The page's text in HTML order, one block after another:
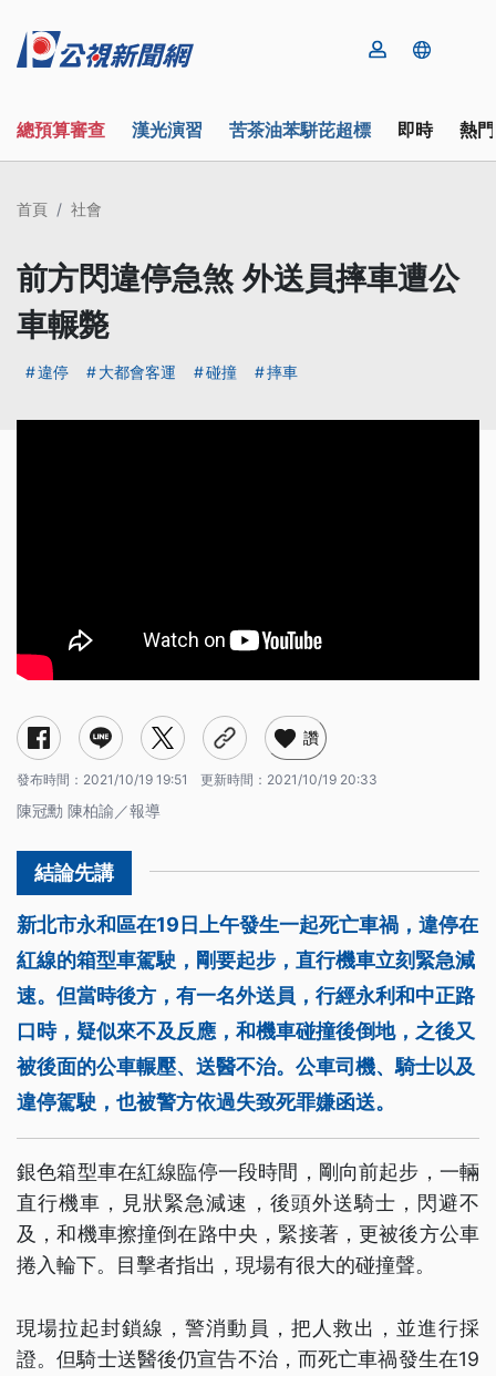
總預算審查 漢光演習 苦茶油苯駢芘超標 即時 熱
首頁 社會
前方閃違停急煞 外送員摔車遭公
車輾斃
違停 大都會客運 碰撞 摔車
讚
發布時間： 2021/10/19 19:51 更新時間： 2021/10/19 20:33
陳冠勳 陳柏諭／報導
新北市永和區在19日上午發生一起死亡車禍，違停在
紅線的箱型車駕駛，剛要起步，直行機車立刻緊急減
速。但當時後方，有一名外送員，行經永利和中正路
口時，疑似來不及反應，和機車碰撞後倒地，之後又
被後面的公車輾壓、送醫不治。公車司機、騎士以及
違停駕駛，也被警方依過失致死罪嫌函送。
銀色箱型車在紅線臨停一段時間，剛向前起步，一輛
直行機車，見狀緊急減速，後頭外送騎士，閃避不
及，和機車擦撞倒在路中央，緊接著，更被後方公車
捲入輪下。目擊者指出，現場有很大的碰撞聲。
現場拉起封鎖線，警消動員，把人救出，並進行採
證。但騎士送醫後仍宣告不治，而死亡車禍發生在19